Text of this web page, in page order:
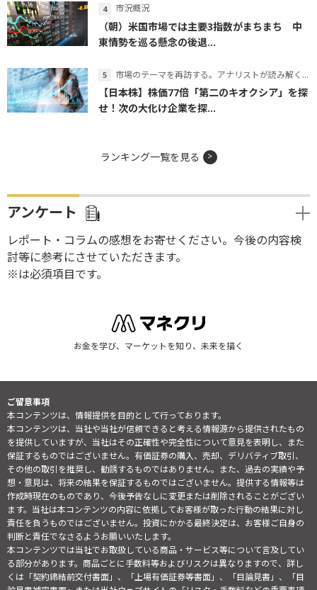
市況概況
（朝）米国市場では主要3指数がまちまち 中
東情勢を巡る懸念の後退...
市場のテーマを再訪する。アナリストが読み解くテーマの本質
【日本株】株価77倍「第二のキオクシア」を探
せ！次の大化け企業を探...
ランキング一覧を見る
アンケート
レポート・コラムの感想をお寄せください。今後の内容検
討等に参考にさせていただきます。
※は必須項目です。
お金を学び、マーケットを知り、未来を描く
ご留意事項
本コンテンツは、情報提供を目的として行っております。
本コンテンツは、当社や当社が信頼できると考える情報源から提供されたもの
を提供していますが、当社はその正確性や完全性について意見を表明し、また
保証するものではございません。有価証券の購入、売却、デリバティブ取引、
その他の取引を推奨し、勧誘するものではありません。また、過去の実績や予
想・意見は、将来の結果を保証するものではございません。提供する情報等は
作成時現在のものであり、今後予告なしに変更または削除されることがござい
ます。当社は本コンテンツの内容に依拠してお客様が取った行動の結果に対し
責任を負うものではございません。投資にかかる最終決定は、お客様ご自身の
判断と責任でなさるようお願いいたします。
本コンテンツでは当社でお取扱している商品・サービス等について言及してい
る部分があります。商品ごとに手数料等およびリスクは異なりますので、詳し
くは「契約締結前交付書面」、「上場有価証券等書面」、「目論見書」、「目